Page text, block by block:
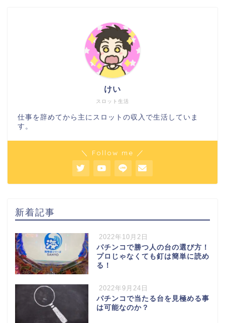
スロット生活
けい
仕事を辞めてから主にスロットの収入で生活していま
す。
＼ Follow me ／
新着記事
2022年10月2日
パチンコで勝つ人の台の選び方！
プロじゃなくても釘は簡単に読め
る！
2022年9月24日
パチンコで当たる台を見極める事
は可能なのか？